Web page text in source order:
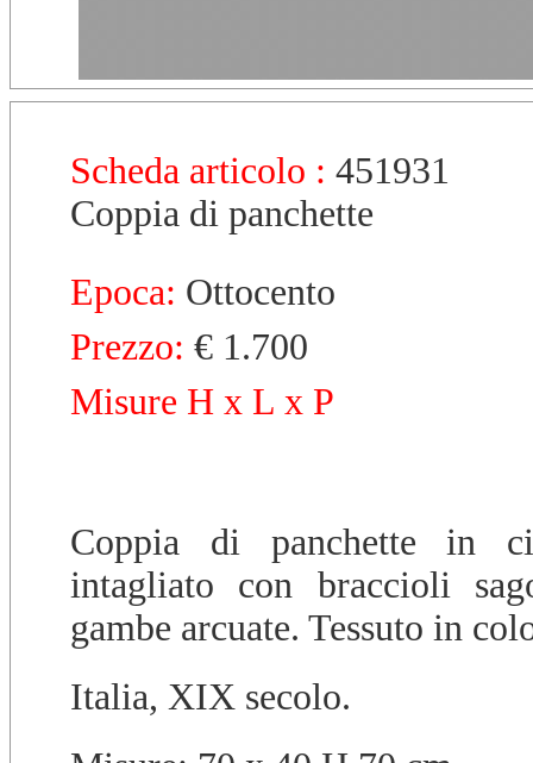
Scheda articolo : 451931
Coppia di panchette
Epoca: Ottocento
Prezzo: € 1.700
Misure H x L x P
Coppia di panchette in
intagliato con braccioli
gambe arcuate. Tessuto in
Italia, XIX secolo.